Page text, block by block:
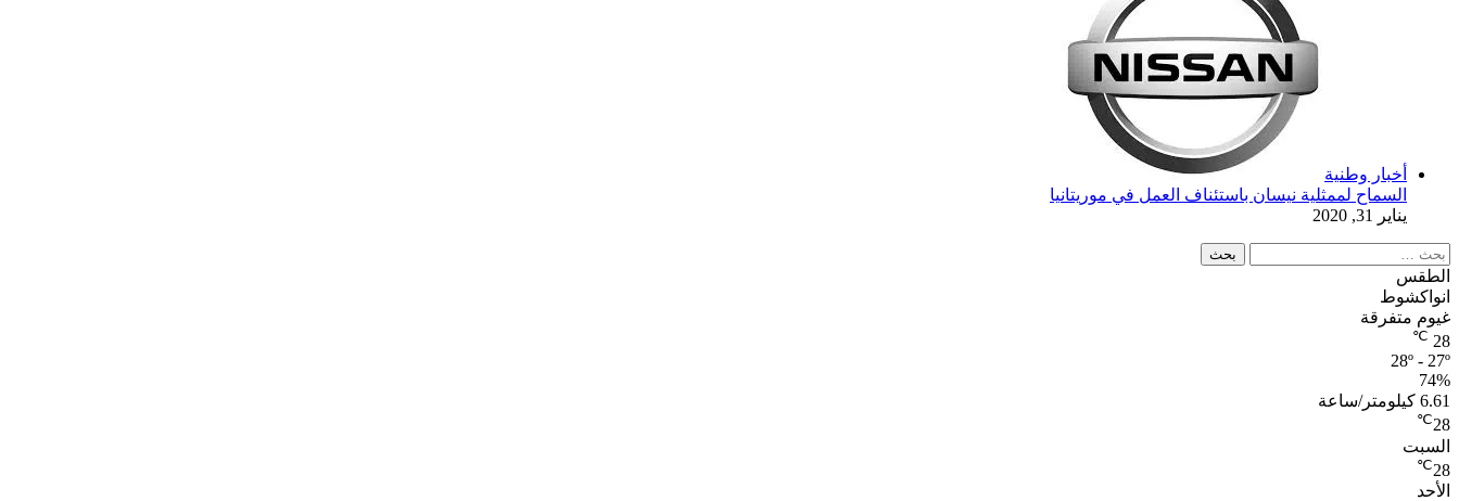
أخبار وطنية
السماح لممثلية نيسان باستئناف العمل في موريتانيا
يناير 31, 2020
البحث
عن:
الطقس
انواكشوط
غيوم متفرقة
28
℃
28º - 27º
74%
6.61 كيلومتر/ساعة
28
℃
السبت
28
℃
الأحد